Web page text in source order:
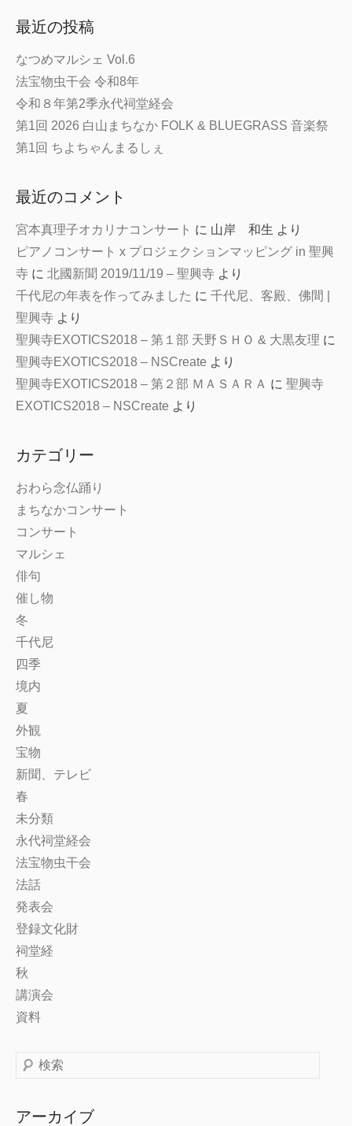
最近の投稿
なつめマルシェ Vol.6
法宝物虫干会 令和8年
令和８年第2季永代祠堂経会
第1回 2026 白山まちなか FOLK & BLUEGRASS 音楽祭
第1回 ちよちゃんまるしぇ
最近のコメント
宮本真理子オカリナコンサート に 山岸 和生 より
ピアノコンサート x プロジェクションマッピング in 聖興
寺 に 北國新聞 2019/11/19 – 聖興寺 より
千代尼の年表を作ってみました に 千代尼、客殿、佛間 |
聖興寺 より
聖興寺EXOTICS2018 – 第１部 天野ＳＨＯ & 大黒友理 に
聖興寺EXOTICS2018 – NSCreate より
聖興寺EXOTICS2018 – 第２部 ＭＡＳＡＲＡ に 聖興寺
EXOTICS2018 – NSCreate より
カテゴリー
おわら念仏踊り
まちなかコンサート
コンサート
マルシェ
俳句
催し物
冬
千代尼
四季
境内
夏
外観
宝物
新聞、テレビ
春
未分類
永代祠堂経会
法宝物虫干会
法話
発表会
登録文化財
祠堂経
秋
講演会
資料
検
アーカイブ